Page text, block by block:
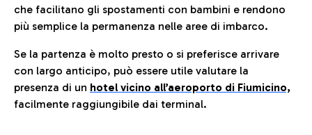
che facilitano gli spostamenti con bambini e rendono
più semplice la permanenza nelle aree di imbarco.
Se la partenza è molto presto o si preferisce arrivare
con largo anticipo, può essere utile valutare la
presenza di un hotel vicino all’aeroporto di Fiumicino,
facilmente raggiungibile dai terminal.